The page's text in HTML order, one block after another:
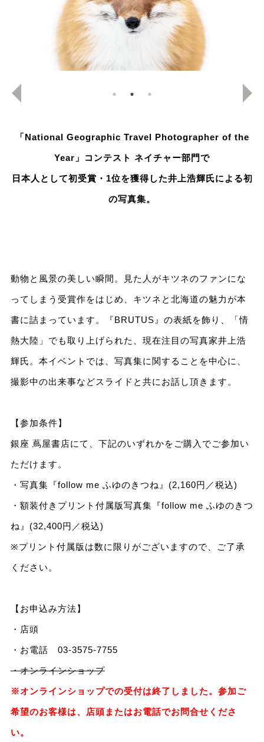
「National Geographic Travel Photographer of the
Year」コンテスト ネイチャー部門で
日本人として初受賞・1位を獲得した井上浩輝氏による初
の写真集。
動物と風景の美しい瞬間。見た人がキツネのファンにな
ってしまう受賞作をはじめ、キツネと北海道の魅力が本
書に詰まっています。『BRUTUS』の表紙を飾り、「情
熱大陸」でも取り上げられた、現在注目の写真家井上浩
輝氏。本イベントでは、写真集に関することを中心に、
撮影中の出来事などスライドと共にお話し頂きます。
【参加条件】
銀座 蔦屋書店にて、下記のいずれかをご購入でご参加い
ただけます。
・写真集『follow me ふゆのきつね』(2,160円／税込)
・額装付きプリント付属版写真集『follow me ふゆのきつ
ね』(32,400円／税込)
※プリント付属版は数に限りがございますので、ご了承
ください。
【お申込み方法】
・店頭
・お電話 03-3575-7755
・オンラインショップ
※オンラインショップでの受付は終了しました。参加ご
希望のお客様は、店頭またはお電話でお問合せくださ
い。